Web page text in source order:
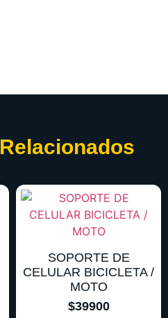
Relacionados
SOPORTE DE
CELULAR BICICLETA /
MOTO
$39900